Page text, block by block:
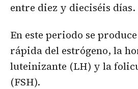
entre diez y dieciséis días.
En este periodo se
rápida del estrógeno, la
luteinizante (LH) y la
(FSH).